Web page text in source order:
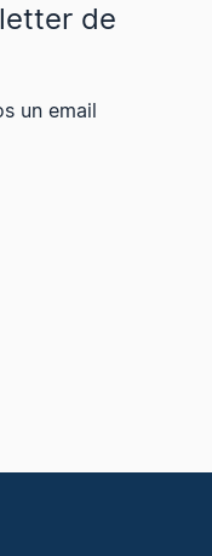
de
un email